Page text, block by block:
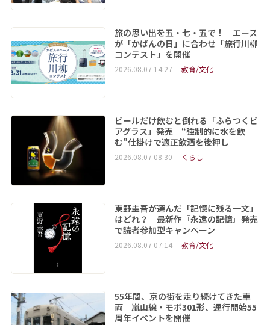
旅の思い出を五・七・五で！ エース
が「かばんの日」に合わせ「旅行川柳
コンテスト」を開催
2026.08.07 14:27 教育/文化
ビールだけ飲むと倒れる「ふらつくビ
アグラス」発売 “強制的に水を飲
む”仕掛けで適正飲酒を後押し
2026.08.07 08:30 くらし
東野圭吾が選んだ「記憶に残る一文」
はどれ？ 最新作『永遠の記憶』発売
で読者参加型キャンペーン
2026.08.07 07:14 教育/文化
55年間、京の街を走り続けてきた車
両 嵐山線・モボ301形、運行開始55
周年イベントを開催